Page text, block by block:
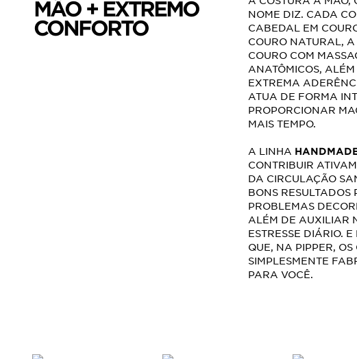
MÃO + EXTREMO
CONFORTO
NOME DIZ. CADA
CABEDAL EM
COURO NATURAL,
COURO COM
ANATÔMICOS,
EXTREMA
ATUA DE FORMA
PROPORCIONAR
MAIS TEMPO.
A LINHA
CONTRIBUIR
DA CIRCULAÇÃO
BONS RESULTADOS
PROBLEMAS
ALÉM DE AUXILIAR
ESTRESSE DIÁRIO.
QUE, NA PIPPER,
SIMPLESMENTE
PARA VOCÊ.